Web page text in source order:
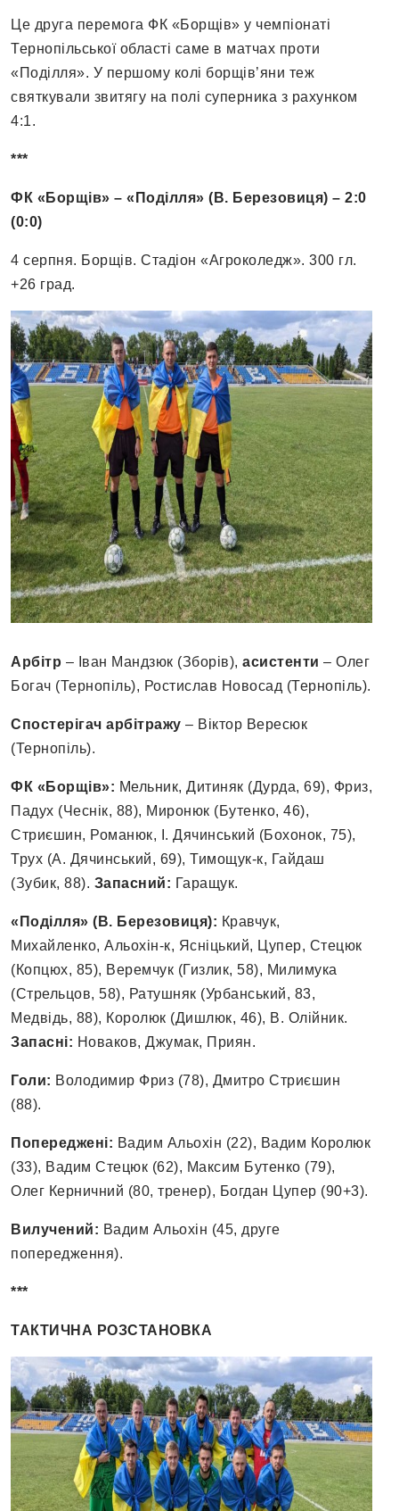
Це друга перемога ФК «Борщів» у чемпіонаті
Тернопільської області саме в матчах проти
«Поділля». У першому колі борщів’яни теж
святкували звитягу на полі суперника з рахунком
4:1.
***
ФК «Борщів» – «Поділля» (В. Березовиця) – 2:0
(0:0)
4 серпня. Борщів. Стадіон «Агроколедж». 300 гл.
+26 град.
Арбітр – Іван Мандзюк (Зборів), асистенти – Олег
Богач (Тернопіль), Ростислав Новосад (Тернопіль).
Спостерігач арбітражу – Віктор Вересюк
(Тернопіль).
ФК «Борщів»: Мельник, Дитиняк (Дурда, 69), Фриз,
Падух (Чеснік, 88), Миронюк (Бутенко, 46),
Стриєшин, Романюк, І. Дячинський (Бохонок, 75),
Трух (А. Дячинський, 69), Тимощук-к, Гайдаш
(Зубик, 88). Запасний: Гаращук.
«Поділля» (В. Березовиця): Кравчук,
Михайленко, Альохін-к, Ясніцький, Цупер, Стецюк
(Копцюх, 85), Веремчук (Гизлик, 58), Милимука
(Стрельцов, 58), Ратушняк (Урбанський, 83,
Медвідь, 88), Королюк (Дишлюк, 46), В. Олійник.
Запасні: Новаков, Джумак, Приян.
Голи: Володимир Фриз (78), Дмитро Стриєшин
(88).
Попереджені: Вадим Альохін (22), Вадим Королюк
(33), Вадим Стецюк (62), Максим Бутенко (79),
Олег Керничний (80, тренер), Богдан Цупер (90+3).
Вилучений: Вадим Альохін (45, друге
попередження).
***
ТАКТИЧНА РОЗСТАНОВКА